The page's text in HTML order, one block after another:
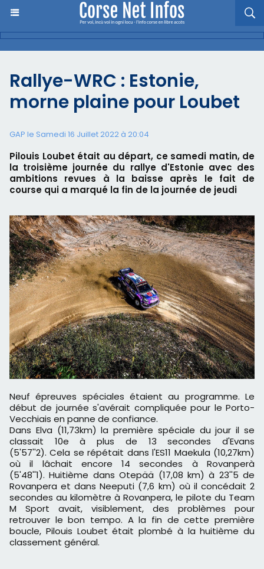
Rallye-WRC : Estonie,
morne plaine pour Loubet
GAP le Samedi 16 Juillet 2022 à 20:04
Pilouis Loubet était au départ, ce samedi matin, de
la troisième journée du rallye d'Estonie avec des
ambitions revues à la baisse après le fait de
course qui a marqué la fin de la journée de jeudi
Neuf épreuves spéciales étaient au programme. Le
début de journée s'avérait compliquée pour le Porto-
Vecchiais en panne de confiance.
Dans Elva (11,73km) la première spéciale du jour il se
classait 10e à plus de 13 secondes d'Evans
(5'57''2). Cela se répétait dans l'ES11 Maekula (10,27km)
où il lâchait encore 14 secondes à Rovanperà
(5'48''1). Huitième dans Otepää (17,08 km) à 23''5 de
Rovanpera et dans Neeputi (7,6 km) où il concédait 2
secondes au kilomètre à Rovanpera, le pilote du Team
M Sport avait, visiblement, des problèmes pour
retrouver le bon tempo. A la fin de cette première
boucle, Pilouis Loubet était plombé à la huitième du
classement général.